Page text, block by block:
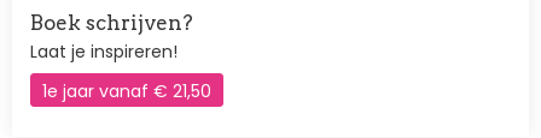
Boek schrijven?
Laat je inspireren!
1e jaar vanaf € 21,50